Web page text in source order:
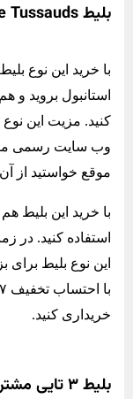
بلیط Sea Life + Madame Tussauds
با خرید این نوع
کنید. مزیت این نوع
موقع خواستید از
با خرید این بلیط
خریداری کنید.
بلیط ۳ تایی مشترک – Üçlu Ortak Bilet